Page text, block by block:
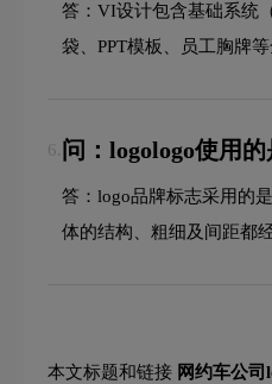
答：VI设计包含基础系统
袋、PPT模板、员工胸牌
6. 问：logologo使用
答：logo品牌标志采用的
体的结构、粗细及间距都
本文标题和链接 网约车公